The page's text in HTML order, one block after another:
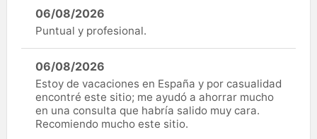
06/08/2026
Puntual y profesional.
06/08/2026
Estoy de vacaciones en España y por casualidad
encontré este sitio; me ayudó a ahorrar mucho
en una consulta que habría salido muy cara.
Recomiendo mucho este sitio.